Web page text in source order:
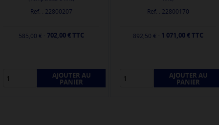
Réf. : 22800207
585,00 € - 702,00 € TTC
AJOUTER AU
PANIER
Réf. : 22800170
892,50 € - 1 071,00 € TTC
AJOUTER AU
PANIER